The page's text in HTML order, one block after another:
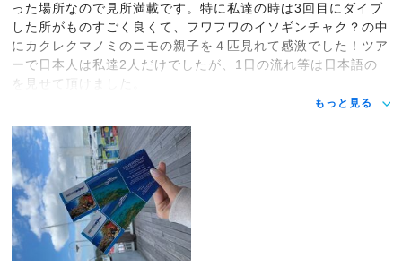
った場所なので見所満載です。特に私達の時は3回目にダイブ
した所がものすごく良くて、フワフワのイソギンチャク？の中
にカクレクマノミのニモの親子を４匹見れて感激でした！ツア
ーで日本人は私達2人だけでしたが、1日の流れ等は日本語の
を見せて頂けました。
もっと見る